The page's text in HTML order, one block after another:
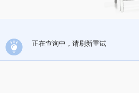
正在查询中，请刷新重试